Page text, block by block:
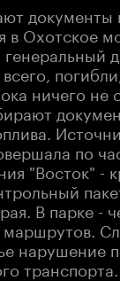
документы
в Охотское
ничего не
по
"Восток" -
В парке -
нарушение
транспорта.